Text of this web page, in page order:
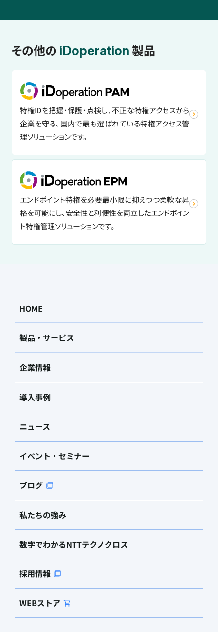
その他の iDoperation 製品
特権IDを把握・保護・点検し、不正な特権アクセスから
企業を守る、国内で最も選ばれている特権アクセス管
理ソリューションです。
エンドポイント特権を必要最小限に抑えつつ柔軟な昇
格を可能にし、安全性と利便性を両立したエンドポイン
ト特権管理ソリューションです。
HOME
製品・サービス
企業情報
導入事例
ニュース
イベント・セミナー
ブログ
私たちの強み
数字でわかるNTTテクノクロス
採用情報
WEBストア